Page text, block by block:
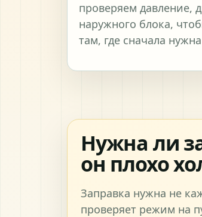
проверяем давление,
наружного блока,
там, где сначала
Нужна ли
он плохо
Заправка нужна не
проверяет режим на